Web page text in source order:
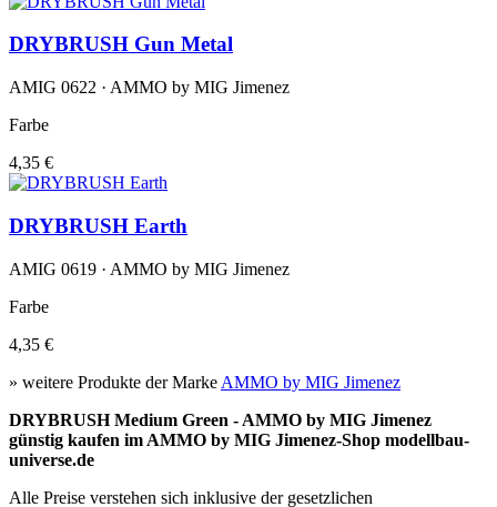
DRYBRUSH Gun Metal
AMIG 0622 · AMMO by MIG Jimenez
Farbe
4,35 €
DRYBRUSH Earth
AMIG 0619 · AMMO by MIG Jimenez
Farbe
4,35 €
» weitere Produkte der Marke AMMO by MIG Jimenez
DRYBRUSH Medium Green - AMMO by MIG Jimenez
günstig kaufen im AMMO by MIG Jimenez-Shop modellbau-
universe.de
Alle Preise verstehen sich inklusive der gesetzlichen